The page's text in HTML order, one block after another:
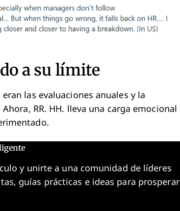
a su límite
las evaluaciones anuales y la
RR. HH. lleva una carga emocional
y unirte a una comunidad de líderes
guías prácticas e ideas para prosperar